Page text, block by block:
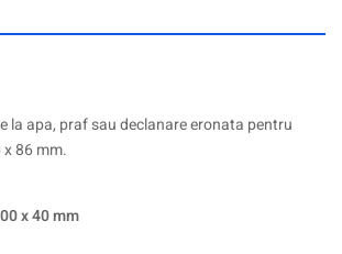
la apa, praf sau declanare eronata pentru
86 mm.
x 40 mm